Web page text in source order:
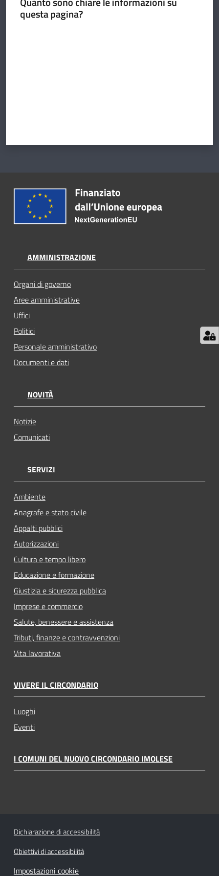
questa pagina?
AMMINISTRAZIONE
Organi di governo
Aree amministrative
Uffici
Politici
Personale amministrativo
Documenti e dati
NOVITÀ
Notizie
Comunicati
SERVIZI
Ambiente
Anagrafe e stato civile
Appalti pubblici
Autorizzazioni
Cultura e tempo libero
Educazione e formazione
Giustizia e sicurezza pubblica
Imprese e commercio
Salute, benessere e assistenza
Tributi, finanze e contravvenzioni
Vita lavorativa
VIVERE IL CIRCONDARIO
Luoghi
Eventi
I COMUNI DEL NUOVO CIRCONDARIO IMOLESE
Dichiarazione di accessibilità
Obiettivi di accessibilità
Impostazioni cookie